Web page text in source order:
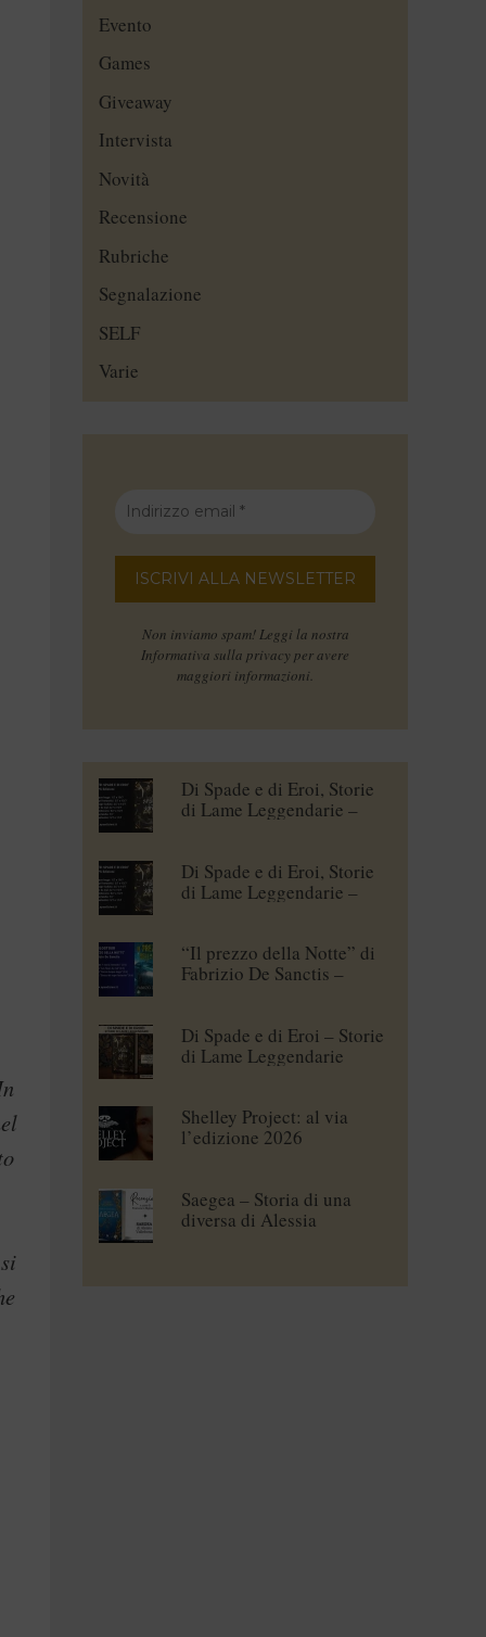
Evento
Games
Giveaway
Intervista
Novità
Recensione
Rubriche
Segnalazione
SELF
Varie
Non inviamo spam! Leggi la nostra
Informativa sulla privacy per avere
maggiori informazioni.
Di Spade e di Eroi, Storie
di Lame Leggendarie –
Di Spade e di Eroi, Storie
di Lame Leggendarie –
“Il prezzo della Notte” di
Fabrizio De Sanctis –
Di Spade e di Eroi – Storie
di Lame Leggendarie
Shelley Project: al via
l’edizione 2026
Saegea – Storia di una
diversa di Alessia